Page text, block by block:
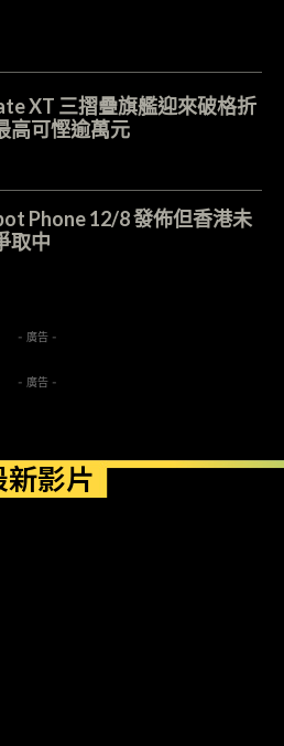
XT 三摺疊旗艦迎來破格折
可慳逾萬元
Phone 12/8 發佈但香港未
取中
- 廣告 -
- 廣告 -
新影片